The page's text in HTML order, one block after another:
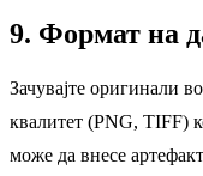
9. Формат на
Зачувајте оригинали
квалитет (PNG, TIFF)
може да внесе